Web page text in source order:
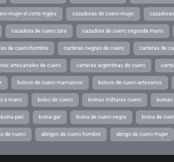
mujer el corte ingles cazadoras de cuero mujer
cazadora de cuero zara cazadora de cuero segunda mano
de cuero hombre carteras negras de cuero carteras de
artesanales de cuero carteras argentinas de cuero
bolsos de cuero marruecos bolsos de cuero artesanos
a mano bolso de cuero boinas militares cuero boinas
boina piel boina gar boina de cuero negra boina de
de cuero abrigos de cuero hombre abrigo de cuero mujer